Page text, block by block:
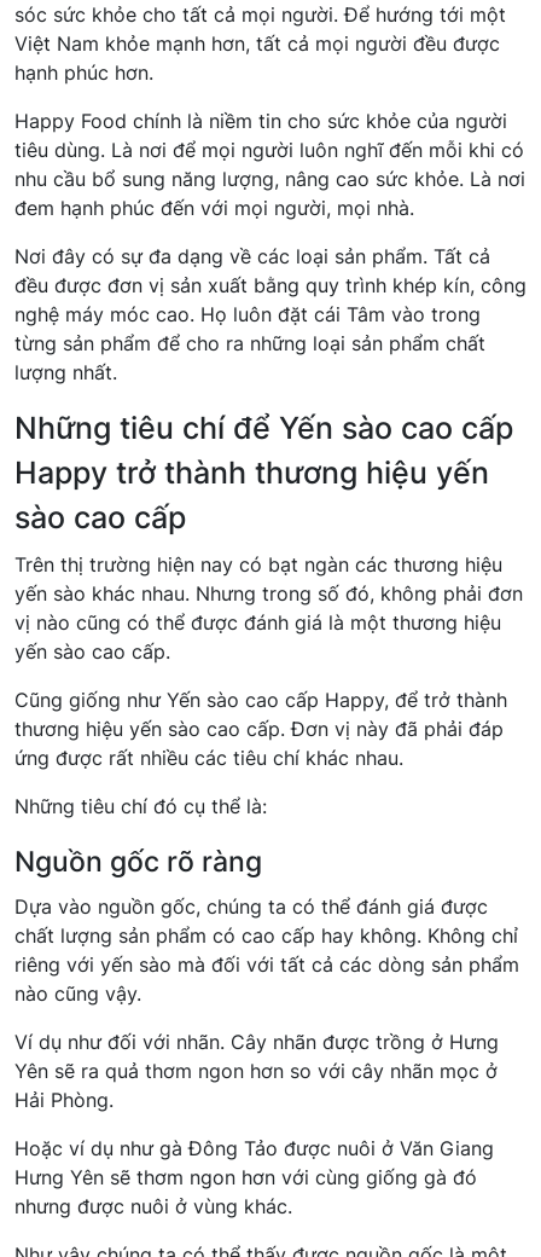
sóc sức khỏe cho tất cả mọi người. Để hướng tới một
Việt Nam khỏe mạnh hơn, tất cả mọi người đều được
hạnh phúc hơn.
Happy Food chính là niềm tin cho sức khỏe của người
tiêu dùng. Là nơi để mọi người luôn nghĩ đến mỗi khi có
nhu cầu bổ sung năng lượng, nâng cao sức khỏe. Là nơi
đem hạnh phúc đến với mọi người, mọi nhà.
Nơi đây có sự đa dạng về các loại sản phẩm. Tất cả
đều được đơn vị sản xuất bằng quy trình khép kín, công
nghệ máy móc cao. Họ luôn đặt cái Tâm vào trong
từng sản phẩm để cho ra những loại sản phẩm chất
lượng nhất.
Những tiêu chí để Yến sào cao cấp
Happy trở thành thương hiệu yến
sào cao cấp
Trên thị trường hiện nay có bạt ngàn các thương hiệu
yến sào khác nhau. Nhưng trong số đó, không phải đơn
vị nào cũng có thể được đánh giá là một thương hiệu
yến sào cao cấp.
Cũng giống như Yến sào cao cấp Happy, để trở thành
thương hiệu yến sào cao cấp. Đơn vị này đã phải đáp
ứng được rất nhiều các tiêu chí khác nhau.
Những tiêu chí đó cụ thể là:
Nguồn gốc rõ ràng
Dựa vào nguồn gốc, chúng ta có thể đánh giá được
chất lượng sản phẩm có cao cấp hay không. Không chỉ
riêng với yến sào mà đối với tất cả các dòng sản phẩm
nào cũng vậy.
Ví dụ như đối với nhãn. Cây nhãn được trồng ở Hưng
Yên sẽ ra quả thơm ngon hơn so với cây nhãn mọc ở
Hải Phòng.
Hoặc ví dụ như gà Đông Tảo được nuôi ở Văn Giang
Hưng Yên sẽ thơm ngon hơn với cùng giống gà đó
nhưng được nuôi ở vùng khác.